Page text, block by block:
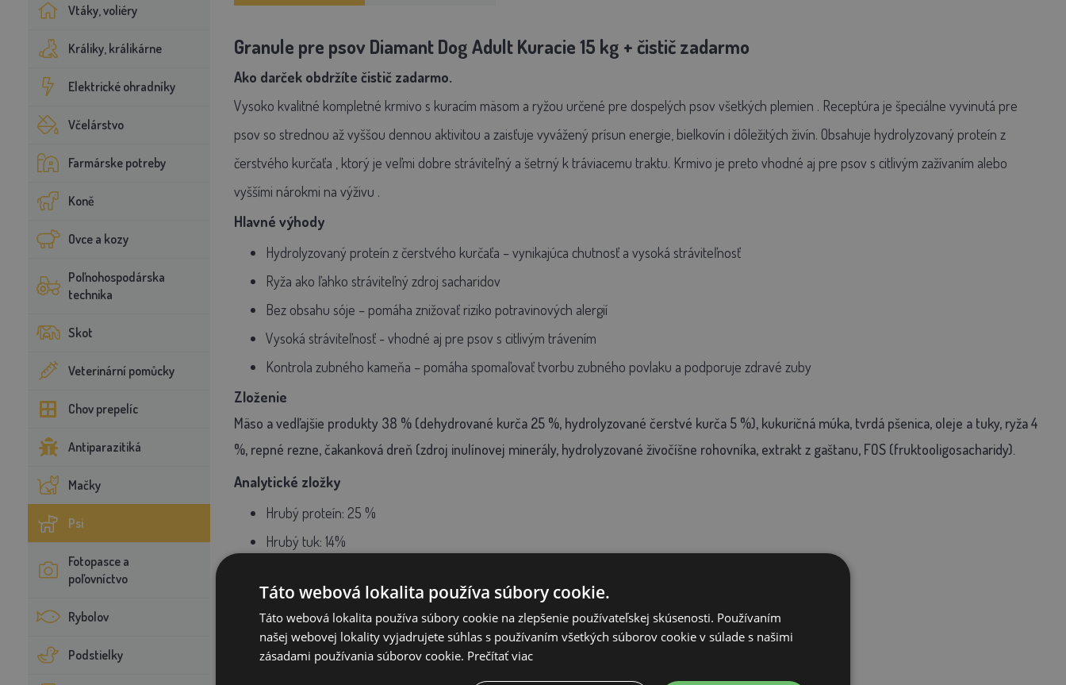
Vtáky, voliéry
Králiky, králikárne
Elektrické ohradníky
Včelárstvo
Farmárske potreby
Koně
Ovce a kozy
Poľnohospodárska
technika
Skot
Veterinární pomůcky
Chov prepelíc
Antiparazitiká
Mačky
Psi
Fotopasce a
poľovníctvo
Rybolov
Podstielky
Granule pre psov Diamant Dog Adult Kuracie 15 kg + čistič zadarmo
Ako darček obdržíte čistič zadarmo.
Vysoko kvalitné kompletné krmivo s kuracím mäsom a ryžou určené pre dospelých psov všetkých plemien . Receptúra je špeciálne vyvinutá pre
psov so strednou až vyššou dennou aktivitou a zaisťuje vyvážený prísun energie, bielkovín i dôležitých živín. Obsahuje hydrolyzovaný proteín z
čerstvého kurčaťa , ktorý je veľmi dobre stráviteľný a šetrný k tráviacemu traktu. Krmivo je preto vhodné aj pre psov s citlivým zažívaním alebo
vyššími nárokmi na výživu .
Hlavné výhody
Hydrolyzovaný proteín z čerstvého kurčaťa – vynikajúca chutnosť a vysoká stráviteľnosť
Ryža ako ľahko stráviteľný zdroj sacharidov
Bez obsahu sóje – pomáha znižovať riziko potravinových alergií
Vysoká stráviteľnosť - vhodné aj pre psov s citlivým trávením
Kontrola zubného kameňa – pomáha spomaľovať tvorbu zubného povlaku a podporuje zdravé zuby
Zloženie
Mäso a vedľajšie produkty 38 % (dehydrované kurča 25 %, hydrolyzované čerstvé kurča 5 %), kukuričná múka, tvrdá pšenica, oleje a tuky, ryža 4
%, repné rezne, čakanková dreň (zdroj inulínovej minerály, hydrolyzované živočíšne rohovníka, extrakt z gaštanu, FOS (fruktooligosacharidy).
Analytické zložky
Hrubý proteín: 25 %
Hrubý tuk: 14%
Hrubý popol:8,5 %
Vápnik:1,60%
Fosfor:1,10 %
Táto webová lokalita používa súbory cookie.
Táto webová lokalita používa súbory cookie na zlepšenie používateľskej skúsenosti. Používaním
našej webovej lokality vyjadrujete súhlas s používaním všetkých súborov cookie v súlade s našimi
zásadami používania súborov cookie. Prečítať viac